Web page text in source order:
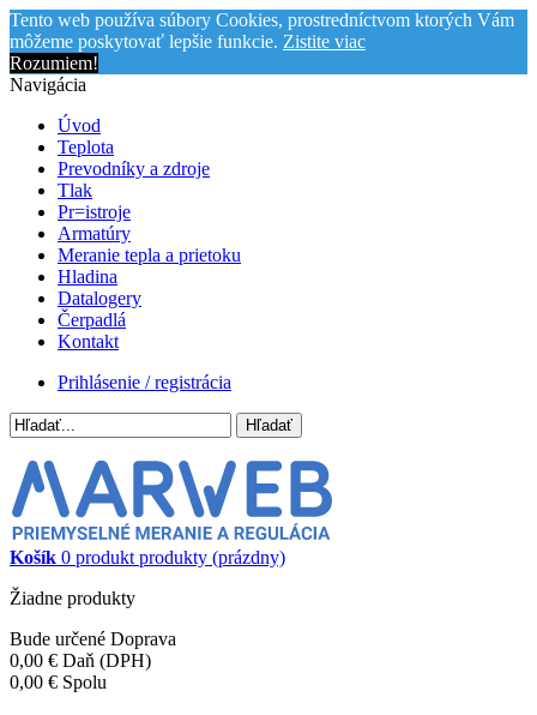
Tento web používa súbory Cookies, prostredníctvom ktorých Vám
môžeme poskytovať lepšie funkcie. Zistite viac
Rozumiem!
Navigácia
Úvod
Teplota
Prevodníky a zdroje
Tlak
Pr=istroje
Armatúry
Meranie tepla a prietoku
Hladina
Datalogery
Čerpadlá
Kontakt
Prihlásenie / registrácia
Hľadať
Košík 0 produkt produkty (prázdny)
Žiadne produkty
Bude určené Doprava
0,00 € Daň (DPH)
0,00 € Spolu